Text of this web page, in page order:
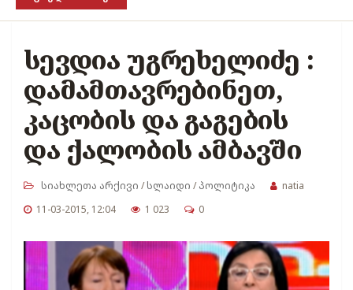
როცა თვითცენზურის ჭანჭიკი მოშლილია, ცენზურა
სევდია უგრეხელიძე :
დამამთავრებინეთ,
კაცობის და გაგების
და ქალობის ამბავში
სიახლეთა არქივი /სლაიდი /პოლიტიკა
natia
11-03-2015, 12:04
1 023 0